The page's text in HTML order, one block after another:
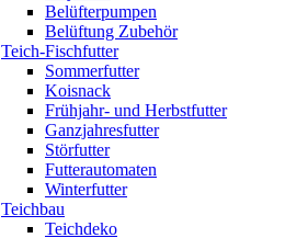
Belüfterpumpen
Belüftung Zubehör
Teich-Fischfutter
Sommerfutter
Koisnack
Frühjahr- und Herbstfutter
Ganzjahresfutter
Störfutter
Futterautomaten
Winterfutter
Teichbau
Teichdeko